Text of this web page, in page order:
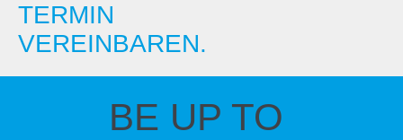
TERMIN
VEREINBAREN.
BE UP TO